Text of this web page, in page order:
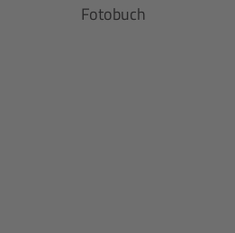
Fotobuch